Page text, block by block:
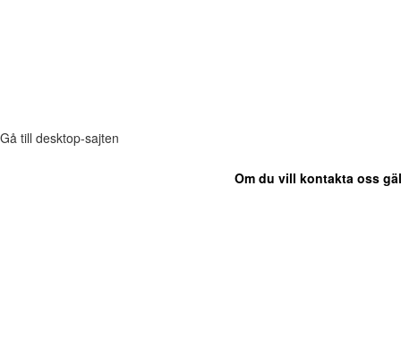
Gå till desktop-sajten
Om du vill kontakta oss